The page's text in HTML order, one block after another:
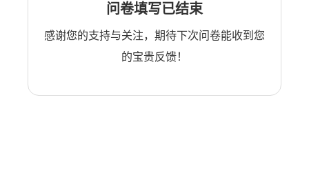
问卷填写已结束
感谢您的支持与关注，期待下次问卷能收到您
的宝贵反馈！